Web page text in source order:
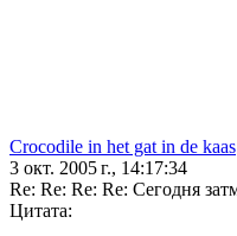
Crocodile in het gat in de kaas
3 окт. 2005 г., 14:17:34
Re: Re: Re: Re: Сегодня
Цитата: